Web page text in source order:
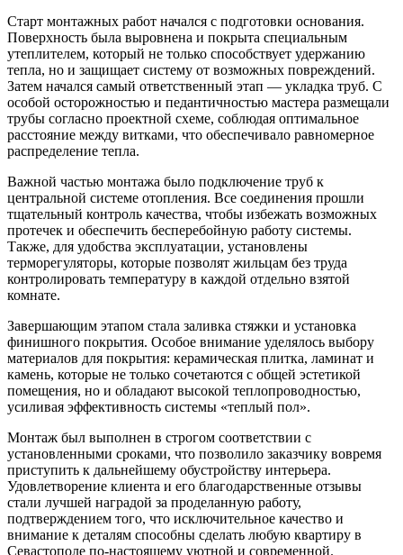
Старт монтажных работ начался с подготовки основания.
Поверхность была выровнена и покрыта специальным
утеплителем, который не только способствует удержанию
тепла, но и защищает систему от возможных повреждений.
Затем начался самый ответственный этап — укладка труб. С
особой осторожностью и педантичностью мастера размещали
трубы согласно проектной схеме, соблюдая оптимальное
расстояние между витками, что обеспечивало равномерное
распределение тепла.
Важной частью монтажа было подключение труб к
центральной системе отопления. Все соединения прошли
тщательный контроль качества, чтобы избежать возможных
протечек и обеспечить бесперебойную работу системы.
Также, для удобства эксплуатации, установлены
терморегуляторы, которые позволят жильцам без труда
контролировать температуру в каждой отдельно взятой
комнате.
Завершающим этапом стала заливка стяжки и установка
финишного покрытия. Особое внимание уделялось выбору
материалов для покрытия: керамическая плитка, ламинат и
камень, которые не только сочетаются с общей эстетикой
помещения, но и обладают высокой теплопроводностью,
усиливая эффективность системы «теплый пол».
Монтаж был выполнен в строгом соответствии с
установленными сроками, что позволило заказчику вовремя
приступить к дальнейшему обустройству интерьера.
Удовлетворение клиента и его благодарственные отзывы
стали лучшей наградой за проделанную работу,
подтверждением того, что исключительное качество и
внимание к деталям способны сделать любую квартиру в
Севастополе по-настоящему уютной и современной.